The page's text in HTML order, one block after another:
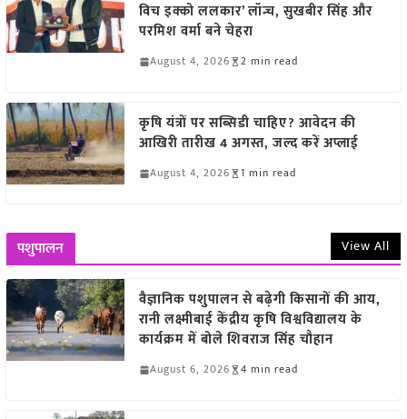
विच इक्को ललकार’ लॉन्च, सुखबीर सिंह और
परमिश वर्मा बने चेहरा
August 4, 2026 2 min read
कृषि यंत्रों पर सब्सिडी चाहिए? आवेदन की
आखिरी तारीख 4 अगस्त, जल्द करें अप्लाई
August 4, 2026 1 min read
पशुपालन View All
वैज्ञानिक पशुपालन से बढ़ेगी किसानों की आय,
रानी लक्ष्मीबाई केंद्रीय कृषि विश्वविद्यालय के
कार्यक्रम में बोले शिवराज सिंह चौहान
August 6, 2026 4 min read